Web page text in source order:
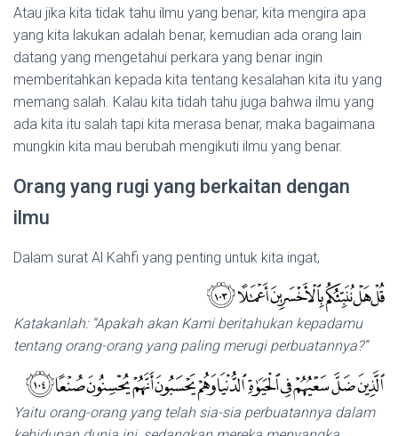
Atau jika kita tidak tahu ilmu yang benar, kita mengira apa
yang kita lakukan adalah benar, kemudian ada orang lain
datang yang mengetahui perkara yang benar ingin
memberitahkan kepada kita tentang kesalahan kita itu yang
memang salah. Kalau kita tidah tahu juga bahwa ilmu yang
ada kita itu salah tapi kita merasa benar, maka bagaimana
mungkin kita mau berubah mengikuti ilmu yang benar.
Orang yang rugi yang berkaitan dengan
ilmu
Dalam surat Al Kahfi yang penting untuk kita ingat,
Katakanlah: “Apakah akan Kami beritahukan kepadamu
tentang orang-orang yang paling merugi perbuatannya?”
Yaitu orang-orang yang telah sia-sia perbuatannya dalam